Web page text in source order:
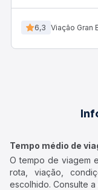
6,3 Viação Gran
Tempo médio de
O tempo de viagem
rota, viação,
escolhido. Consulte